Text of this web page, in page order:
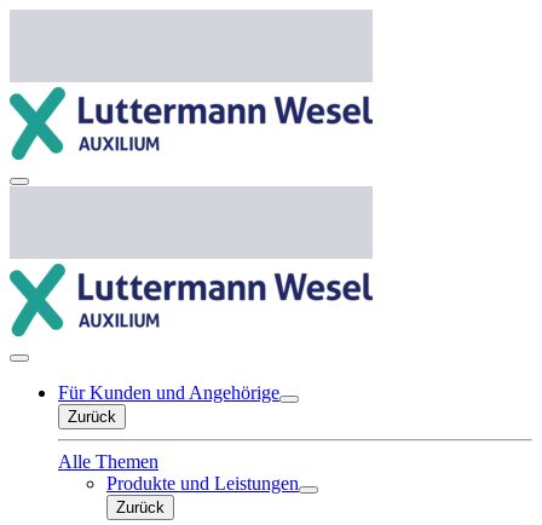
Für Kunden und Angehörige
Zurück
Alle Themen
Produkte und Leistungen
Zurück